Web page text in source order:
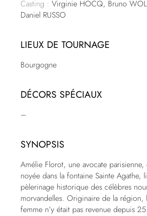
Casting : Virginie HOCQ, Bruno
Daniel RUSSO
LIEUX DE TOURNAGE
Bourgogne
DÉCORS SPÉCIAUX
–
SYNOPSIS
Amélie Florot, une avocate parisienne,
noyée dans la fontaine Sainte Agathe,
pèlerinage historique des célèbres
morvandelles. Originaire de la région,
femme n’y était pas revenue depuis 25